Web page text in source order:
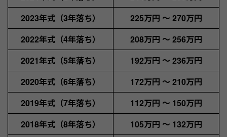
2023年式（3年落ち）
225万円 ～ 270万円
2022年式（4年落ち）
208万円 ～ 256万円
2021年式（5年落ち）
192万円 ～ 236万円
2020年式（6年落ち）
172万円 ～ 210万円
2019年式（7年落ち）
112万円 ～ 150万円
2018年式（8年落ち）
105万円 ～ 132万円